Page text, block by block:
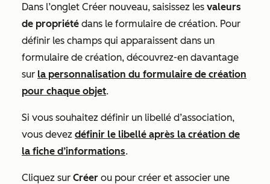
Dans l’onglet Créer nouveau, saisissez les valeurs
de propriété dans le formulaire de création. Pour
définir les champs qui apparaissent dans un
formulaire de création, découvrez-en davantage
sur la personnalisation du formulaire de création
pour chaque objet.
Si vous souhaitez définir un libellé d’association,
vous devez définir le libellé après la création de
la fiche d’informations.
Cliquez sur Créer ou pour créer et associer une